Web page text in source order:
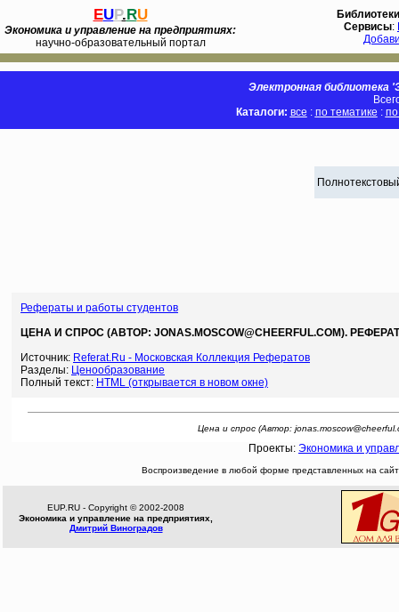
EUP.RU
Экономика и управление на предприятиях:
научно-образовательный портал
Библиотеки
Сервисы:
Электронная библиотека
Каталоги: все : по тематике :
Рефераты и работы студентов
ЦЕНА И СПРОС (АВТОР: JONAS.MOSCOW@CHEERFUL.COM).
Источник: Referat.Ru - Московская Коллекция Рефератов
Разделы: Ценообразование
Полный текст: HTML (открывается в новом окне)
Цена и спрос (Автор:
Проекты: Экономика и
Воспроизведение в любой форме представленных на
EUP.RU - Copyright © 2002-2008
Экономика и управление на предприятиях,
Дмитрий Виноградов